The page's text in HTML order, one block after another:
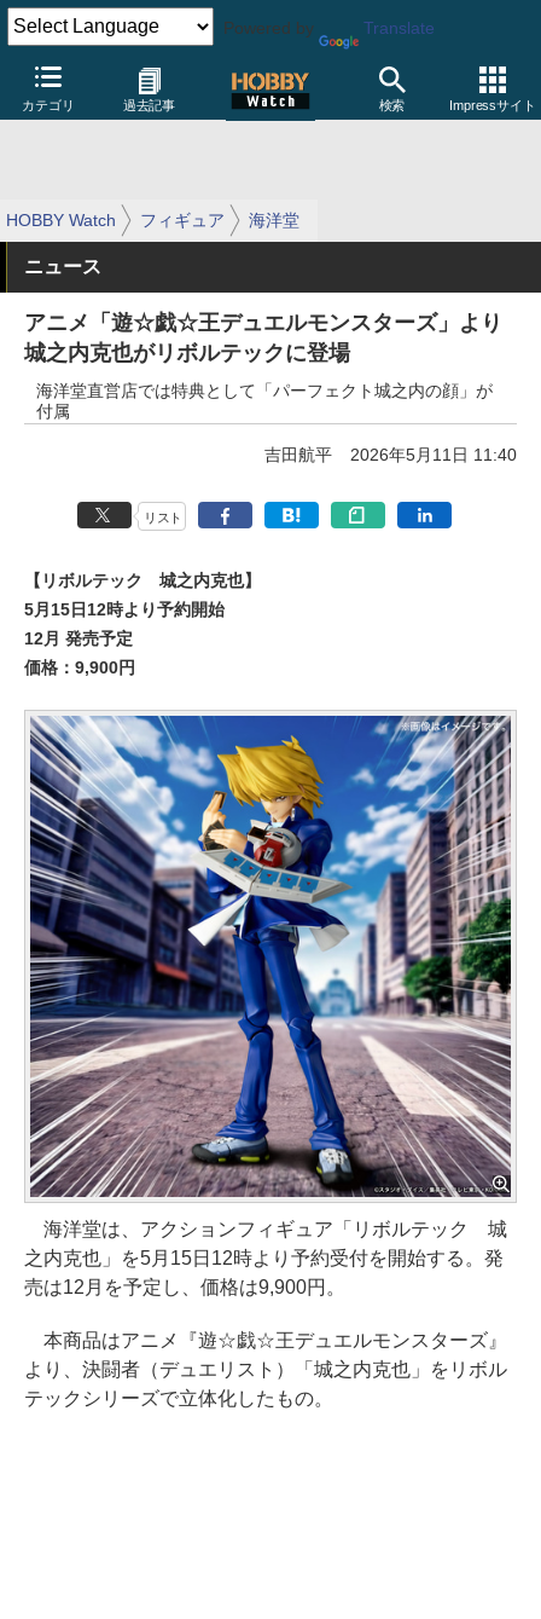
Powered by Translate
カテゴリ 過去記事 検索 Impressサイト
HOBBY Watch フィギュア 海洋堂
ニュース
アニメ「遊☆戯☆王デュエルモンスターズ」より
城之内克也がリボルテックに登場
海洋堂直営店では特典として「パーフェクト城之内の顔」が
付属
吉田航平 2026年5月11日 11:40
リスト
【リボルテック 城之内克也】
5月15日12時より予約開始
12月 発売予定
価格：9,900円
海洋堂は、アクションフィギュア「リボルテック 城
之内克也」を5月15日12時より予約受付を開始する。発
売は12月を予定し、価格は9,900円。
本商品はアニメ『遊☆戯☆王デュエルモンスターズ』
より、決闘者（デュエリスト）「城之内克也」をリボル
テックシリーズで立体化したもの。